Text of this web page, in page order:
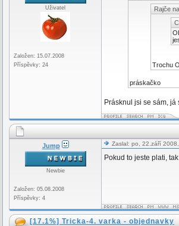
Uživatel
Založen: 15.07.2008
Příspěvky: 24
Rajče
Trochu
práskačko
Prásknul jsi se sám,
Jump
Newbie
Založen: 05.08.2008
Příspěvky: 4
Zaslal: po, 22.září
Pokud to jeste plati,
[17.1%] Tricka-4. varka - objednavky